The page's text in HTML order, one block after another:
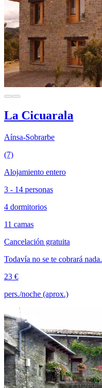
La Cicuarala
Aínsa-Sobrarbe
(7)
Alojamiento entero
3 - 14 personas
4 dormitorios
11 camas
Cancelación gratuita
Todavía no se te cobrará nada.
23 €
pers./noche (aprox.)